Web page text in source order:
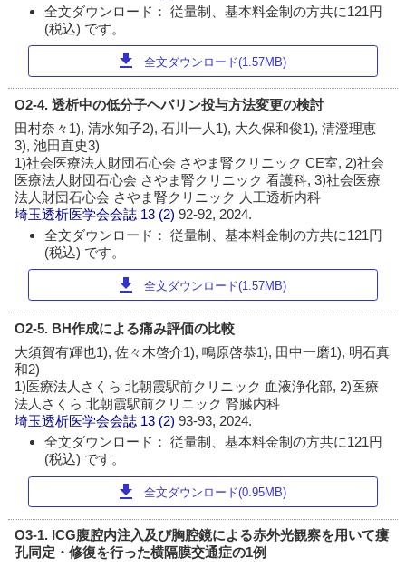
全文ダウンロード： 従量制、基本料金制の方共に121円
(税込) です。
download 全文ダウンロード(1.57MB)
O2-4. 透析中の低分子ヘパリン投与方法変更の検討
田村奈々1), 清水知子2), 石川一人1), 大久保和俊1), 清澄理恵
3), 池田直史3)
1)社会医療法人財団石心会 さやま腎クリニック CE室, 2)社会
医療法人財団石心会 さやま腎クリニック 看護科, 3)社会医療
法人財団石心会 さやま腎クリニック 人工透析内科
埼玉透析医学会会誌 13 (2)92-92, 2024.
全文ダウンロード： 従量制、基本料金制の方共に121円
(税込) です。
download 全文ダウンロード(1.57MB)
O2-5. BH作成による痛み評価の比較
大須賀有輝也1), 佐々木啓介1), 鴫原啓恭1), 田中一磨1), 明石真
和2)
1)医療法人さくら 北朝霞駅前クリニック 血液浄化部, 2)医療
法人さくら 北朝霞駅前クリニック 腎臓内科
埼玉透析医学会会誌 13 (2)93-93, 2024.
全文ダウンロード： 従量制、基本料金制の方共に121円
(税込) です。
download 全文ダウンロード(0.95MB)
O3-1. ICG腹腔内注入及び胸腔鏡による赤外光観察を用いて瘻
孔同定・修復を行った横隔膜交通症の1例